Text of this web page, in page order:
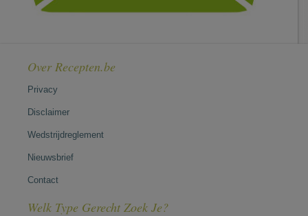
Over Recepten.be
Privacy
Disclaimer
Wedstrijdreglement
Nieuwsbrief
Contact
Welk Type Gerecht Zoek Je?